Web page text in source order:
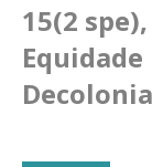
15(2